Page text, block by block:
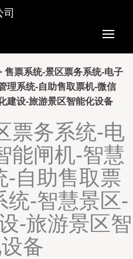
售票系统-景区票务系统-电子
理系统-自助售取票机-微信
建设-旅游景区智能化设备
票务系统-电
能闸机-智慧
-自助售取票
统-智慧景区-
-旅游景区智
备